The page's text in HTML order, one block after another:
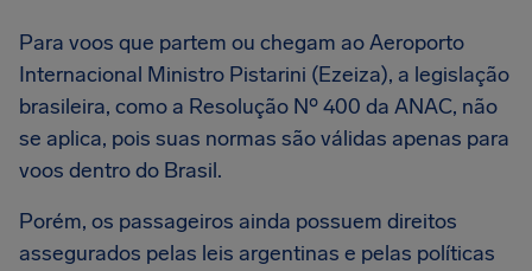
Para voos que partem ou chegam ao Aeroporto
Internacional Ministro Pistarini (Ezeiza), a legislação
brasileira, como a Resolução Nº 400 da ANAC, não
se aplica, pois suas normas são válidas apenas para
voos dentro do Brasil.
Porém, os passageiros ainda possuem direitos
assegurados pelas leis argentinas e pelas políticas